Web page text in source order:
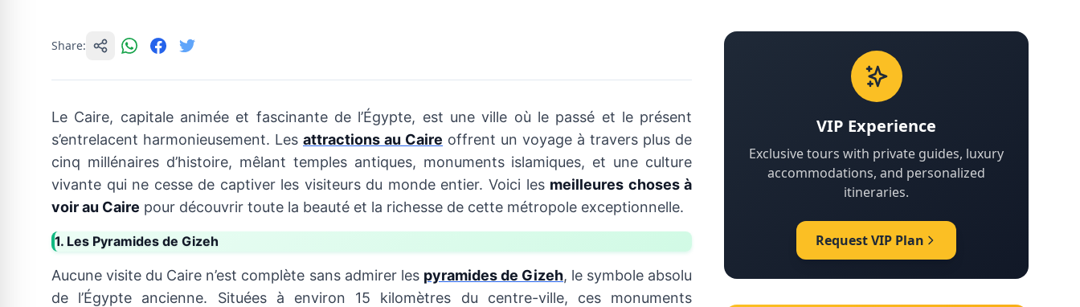
Share:
Le Caire, capitale animée et fascinante de l’Égypte, est une ville où le passé et le présent
s’entrelacent harmonieusement. Lesattractions au Caire offrent un voyage à travers plus de
cinq millénaires d’histoire, mêlant temples antiques, monuments islamiques, et une culture
vivante qui ne cesse de captiver les visiteurs du monde entier. Voici les meilleures choses à
voir au Caire pour découvrir toute la beauté et la richesse de cette métropole exceptionnelle.
1. Les Pyramides de Gizeh
Aucune visite du Caire n’est complète sans admirer les pyramides de Gizeh, le symbole absolu
de l’Égypte ancienne. Situées à environ 15 kilomètres du centre-ville, ces monuments
VIP Experience
Exclusive tours with private guides, luxury
accommodations, and personalized
itineraries.
Request VIP Plan